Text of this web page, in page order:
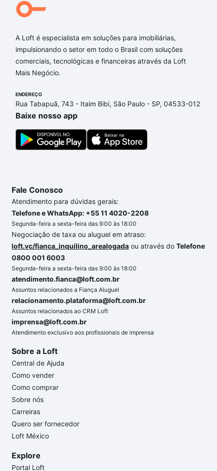
A Loft é especialista em soluções para imobiliárias,
impulsionando o setor em todo o Brasil com soluções
comerciais, tecnológicas e financeiras através da Loft
Mais Negócio.
ENDEREÇO
Rua Tabapuã, 743 - Itaim Bibi, São Paulo - SP, 04533-012
Baixe nosso app
Fale Conosco
Atendimento para dúvidas gerais:
Telefone e WhatsApp: +55 11 4020-2208
Segunda-feira a sexta-feira das 9:00 às 18:00
Negociação de taxa ou aluguel em atraso:
loft.vc/fianca_inquilino_arealogada ou através do Telefone
0800 001 6003
Segunda-feira a sexta-feira das 9:00 às 18:00
atendimento.fianca@loft.com.br
Assuntos relacionados a Fiança Aluguel
relacionamento.plataforma@loft.com.br
Assuntos relacionados ao CRM Loft
imprensa@loft.com.br
Atendimento exclusivo aos profissionais de imprensa
Sobre a Loft
Central de Ajuda
Como vender
Como comprar
Sobre nós
Carreiras
Quero ser fornecedor
Loft México
Explore
Portal Loft